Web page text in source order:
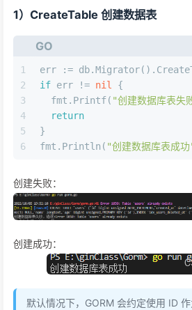
1）CreateTable 创建数据表
GO
1
2
3
4
5
6
err :=
if err != nil {
  fmt.Printf(
"创建数据库表失
return
}
fmt.Println( "创建数据库表成
创建失败：
创建成功：
默认情况下，GORM 会约定使用 ID